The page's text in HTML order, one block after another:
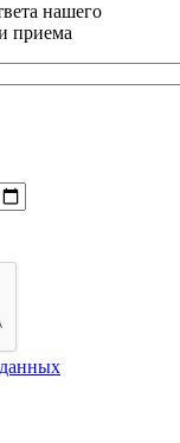
нашего
приема